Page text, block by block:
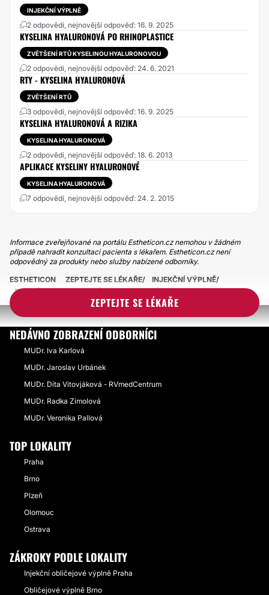
INJEKČNÍ VÝPLNĚ
2 odpovědi, nejnovější odpověď: 16. 9. 2025
KYSELINA HYALURONOVÁ PO RHINOPLASTICE
ZVĚTŠENÍ RTŮ KYSELINOU HYALURONOVOU
2 odpovědi, nejnovější odpověď: 24. 6. 2021
RTY - KYSELINA HYALURONOVÁ
ZVĚTŠENÍ RTŮ
3 odpovědi, nejnovější odpověď: 16. 9. 2025
KYSELINA HYALURONOVÁ A RIZIKA
KYSELINA HYALURONOVÁ
2 odpovědi, nejnovější odpověď: 18. 6. 2013
APLIKACE KYSELINY HYALURONOVÉ
KYSELINA HYALURONOVÁ
7 odpovědí, nejnovější odpověď: 24. 2. 2015
Informace zveřejňované na portálu Estheticon.cz nemohou v žádném
případě nahradit konzultaci pacienta s lékařem. Estheticon.cz není
odpovědný za produkty nebo služby nabízené odborníky.
ZEPTEJTE SE LÉKAŘE
ESTHETICON ZEPTEJTE SE LÉKAŘE
INJEKČNÍ VÝPLNĚ
BOULIČKY PO KYSELINĚ HYALURONOVÉ
NEDÁVNO ZOBRAZENÍ ODBORNÍCI
MUDr. Iva Karlová
MUDr. Jaroslav Urbánek
MUDr. Dita Vitovjáková - RVmedCentrum
MUDr. Radka Zimolová
MUDr. Veronika Pallová
TOP LOKALITY
Praha
Brno
Plzeň
Olomouc
Ostrava
ZÁKROKY PODLE LOKALITY
Injekční obličejové výplně Praha
Obličejové výplně Brno